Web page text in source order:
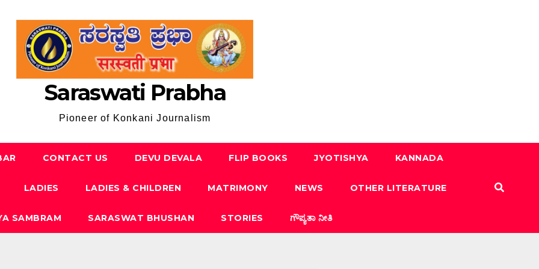
Saraswati Prabha
Pioneer of Konkani Journalism
CONTACT US DEVU DEVALA FLIP BOOKS JYOTISHYA KANNADA
LADIES LADIES & CHILDREN MATRIMONY NEWS OTHER LITERATURE
SAMBRAM SARASWAT BHUSHAN STORIES ಗೌಪ್ಯತಾ ನೀತಿ